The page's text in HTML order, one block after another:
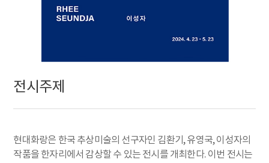
전시주제
현대화랑은 한국 추상미술의 선구자인 김환기, 유영국, 이성자의
작품을 한자리에서 감상할 수 있는 전시를 개최한다. 이번 전시는